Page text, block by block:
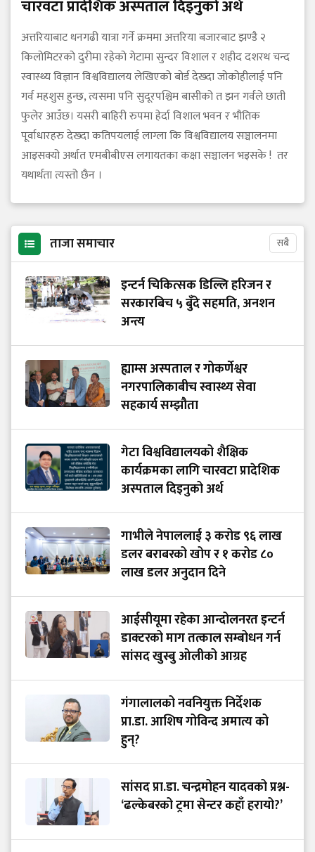
चारवटा प्रादेशिक अस्पताल दिइनुको अर्थ
अत्तरियाबाट धनगढी यात्रा गर्ने क्रममा अत्तरिया बजारबाट झण्डै २
किलोमिटरको दुरीमा रहेको गेटामा सुन्दर विशाल र शहीद दशरथ चन्द
स्वास्थ्य विज्ञान विश्वविद्यालय लेखिएको बोर्ड देख्दा जोकोहीलाई पनि
गर्व महशुस हुन्छ, त्यसमा पनि सुदूरपश्चिम बासीको त झन गर्वले छाती
फुलेर आउँछ। यसरी बाहिरी रुपमा हेर्दा विशाल भवन र भौतिक
पूर्वाधारहरु देख्दा कतिपयलाई लाग्ला कि विश्वविद्यालय सञ्चालनमा
आइसक्यो अर्थात एमबीबीएस लगायतका कक्षा सञ्चालन भइसके ! तर
यथार्थता त्यस्तो छैन ।
ताजा समाचार सबै
इन्टर्न चिकित्सक डिल्लि हरिजन र
सरकारबिच ५ बुँदे सहमति, अनशन
अन्त्य
ह्याम्स अस्पताल र गोकर्णेश्वर
नगरपालिकाबीच स्वास्थ्य सेवा
सहकार्य सम्झौता
गेटा विश्वविद्यालयको शैक्षिक
कार्यक्रमका लागि चारवटा प्रादेशिक
अस्पताल दिइनुको अर्थ
गाभीले नेपाललाई ३ करोड ९६ लाख
डलर बराबरको खोप र १ करोड ८०
लाख डलर अनुदान दिने
आईसीयूमा रहेका आन्दोलनरत इन्टर्न
डाक्टरको माग तत्काल सम्बोधन गर्न
सांसद खुस्बु ओलीको आग्रह
गंगालालको नवनियुक्त निर्देशक
प्रा.डा. आशिष गोविन्द अमात्य को
हुन्?
सांसद प्रा.डा. चन्द्रमोहन यादवको प्रश्न-
‘ढल्केबरको ट्रमा सेन्टर कहाँ हरायो?’